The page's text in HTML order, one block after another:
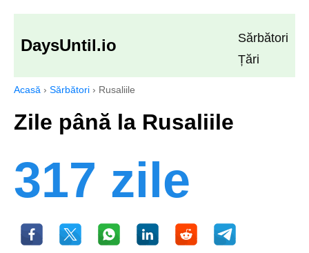
DaysUntil.io
Sărbători
Țări
Acasă › Sărbători › Rusaliile
Zile până la Rusaliile
317 zile